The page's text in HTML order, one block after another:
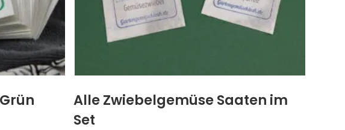
Alle Zwiebelgemüse Saaten im
Set